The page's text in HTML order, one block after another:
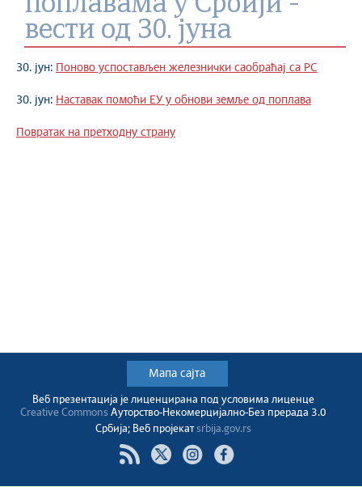
вести од 30. јуна
30. јун: Поново успостављен железнички саобраћај са РС
30. јун: Наставак помоћи ЕУ у обнови земље од поплава
Повратак на претходну страну
Мапа сајта
Веб презентација jе лиценциранa под условима лиценце
Creative CommonsАуторство-Некомерцијално-Без прерада 3.0
Србија; Веб пројекатsrbija.gov.rs